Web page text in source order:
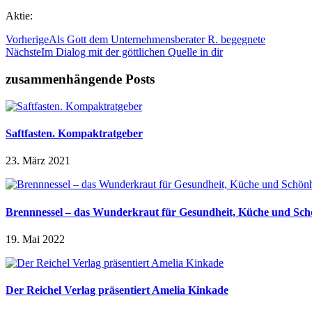
Aktie:
VorherigeAls Gott dem Unternehmensberater R. begegnete
NächsteIm Dialog mit der göttlichen Quelle in dir
zusammenhängende Posts
Saftfasten. Kompaktratgeber
23. März 2021
Brennnessel – das Wunderkraut für Gesundheit, Küche und
19. Mai 2022
Der Reichel Verlag präsentiert Amelia Kinkade